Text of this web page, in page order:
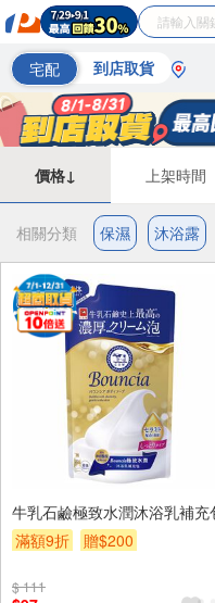
宅配 到店取貨
價格↓ 上架時間
相關分類 保濕 沐浴露
牛乳石鹼極致水潤沐浴乳補充
滿額9折
贈$200
$ 111